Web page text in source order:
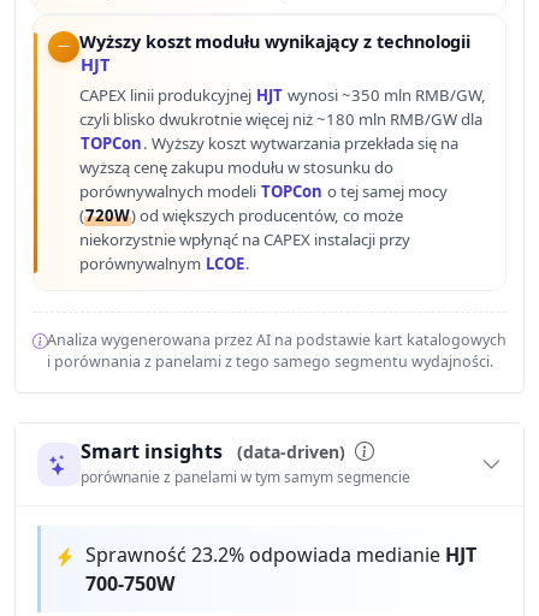
Wyższy koszt modułu wynikający z technologii
HJT
CAPEX linii produkcyjnej HJT wynosi ~350 mln RMB/GW,
czyli blisko dwukrotnie więcej niż ~180 mln RMB/GW dla
TOPCon. Wyższy koszt wytwarzania przekłada się na
wyższą cenę zakupu modułu w stosunku do
porównywalnych modeli TOPCon o tej samej mocy
(720W) od większych producentów, co może
niekorzystnie wpłynąć na CAPEX instalacji przy
porównywalnym LCOE.
Analiza wygenerowana przez AI na podstawie kart katalogowych
i porównania z panelami z tego samego segmentu wydajności.
Smart insights (data-driven)
porównanie z panelami w tym samym segmencie
Sprawność 23.2% odpowiada medianie HJT
700-750W